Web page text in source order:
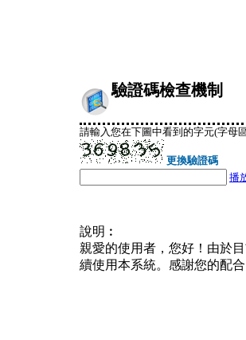
驗證碼檢查機制
請輸入您在下圖中看到的字元(字母
更換驗證碼
播
說明︰
親愛的使用者，您好！由於
續使用本系統。感謝您的配合